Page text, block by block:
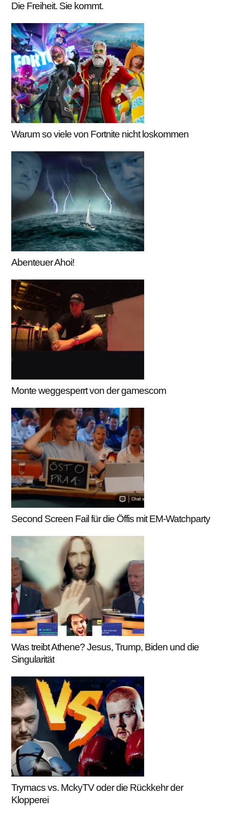
Die Freiheit. Sie kommt.
Warum so viele von Fortnite nicht loskommen
Abenteuer Ahoi!
Monte weggesperrt von der gamescom
Second Screen Fail für die Öffis mit EM-Watchparty
Was treibt Athene? Jesus, Trump, Biden und die
Singularität
Trymacs vs. MckyTV oder die Rückkehr der
Klopperei